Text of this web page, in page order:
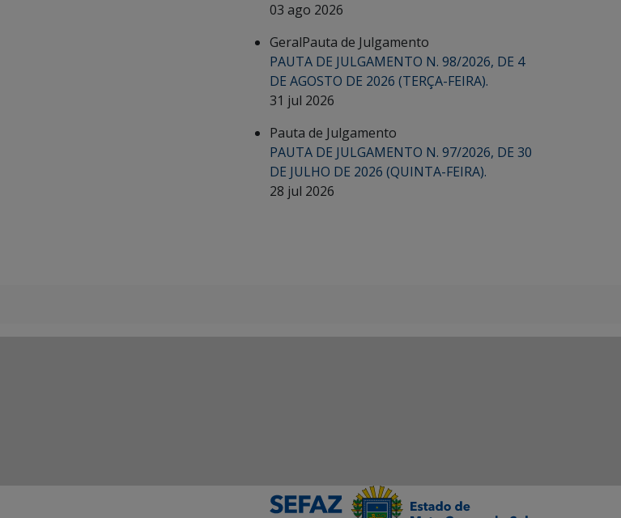
03 ago 2026
GeralPauta de Julgamento
PAUTA DE JULGAMENTO N. 98/2026, DE 4
DE AGOSTO DE 2026 (TERÇA-FEIRA).
31 jul 2026
Pauta de Julgamento
PAUTA DE JULGAMENTO N. 97/2026, DE 30
DE JULHO DE 2026 (QUINTA-FEIRA).
28 jul 2026